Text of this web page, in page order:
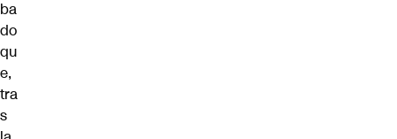
ba
do
qu
e,
tra
s